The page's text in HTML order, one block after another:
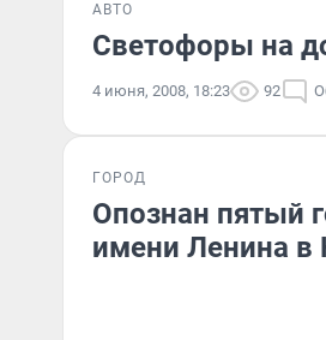
АВТО
Светофоры на
4 июня, 2008, 18:23 92
ГОРОД
Опознан пятый
имени Ленина в